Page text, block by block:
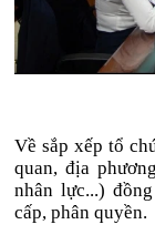
Về sắp xếp tổ
quan, địa
nhân lực...)
cấp, phân quyền.